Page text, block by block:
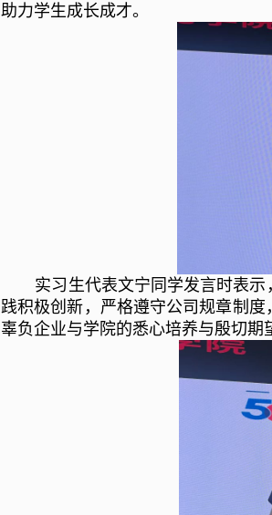
助力学生成长成才。
实习生代表文宁同学发言时表
践积极创新，严格遵守公司规章制
辜负企业与学院的悉心培养与殷切期